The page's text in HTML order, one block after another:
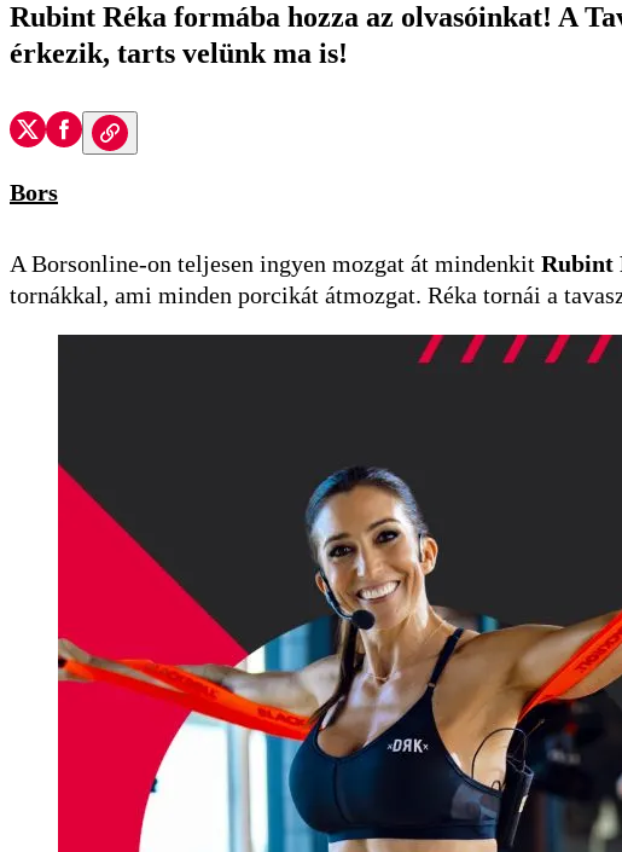
Rubint Réka formába hozza az olvasóinkat! A
érkezik, tarts velünk ma is!
Bors
A Borsonline-on teljesen ingyen mozgat át mindenkit Rubint
tornákkal, ami minden porcikát átmozgat. Réka tornái a